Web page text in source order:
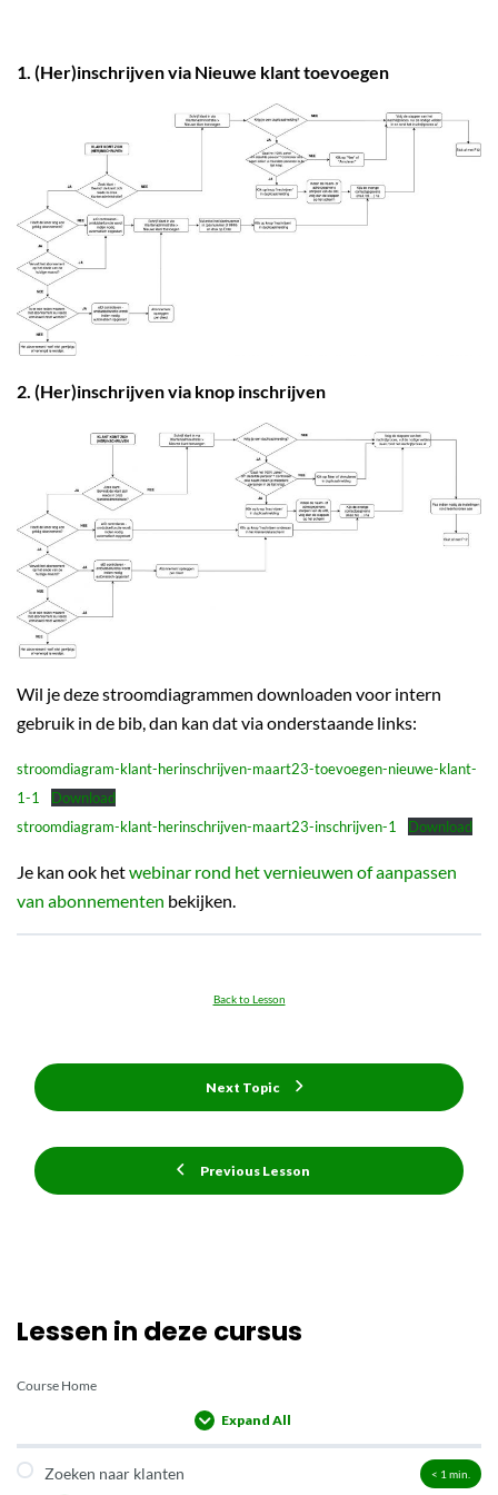
1. (Her)inschrijven via Nieuwe klant toevoegen
2. (Her)inschrijven via knop inschrijven
Wil je deze stroomdiagrammen downloaden voor intern
gebruik in de bib, dan kan dat via onderstaande links:
stroomdiagram-klant-herinschrijven-maart23-toevoegen-nieuwe-klant-
1-1
Download
stroomdiagram-klant-herinschrijven-maart23-inschrijven-1
Download
Je kan ook hetwebinar rond het vernieuwen of aanpassen
van abonnementen bekijken.
Previous Lesson
Back to Lesson
Next Topic
Lessen in deze cursus
Course Home
Expand All
Zoeken naar klanten < 1 min.